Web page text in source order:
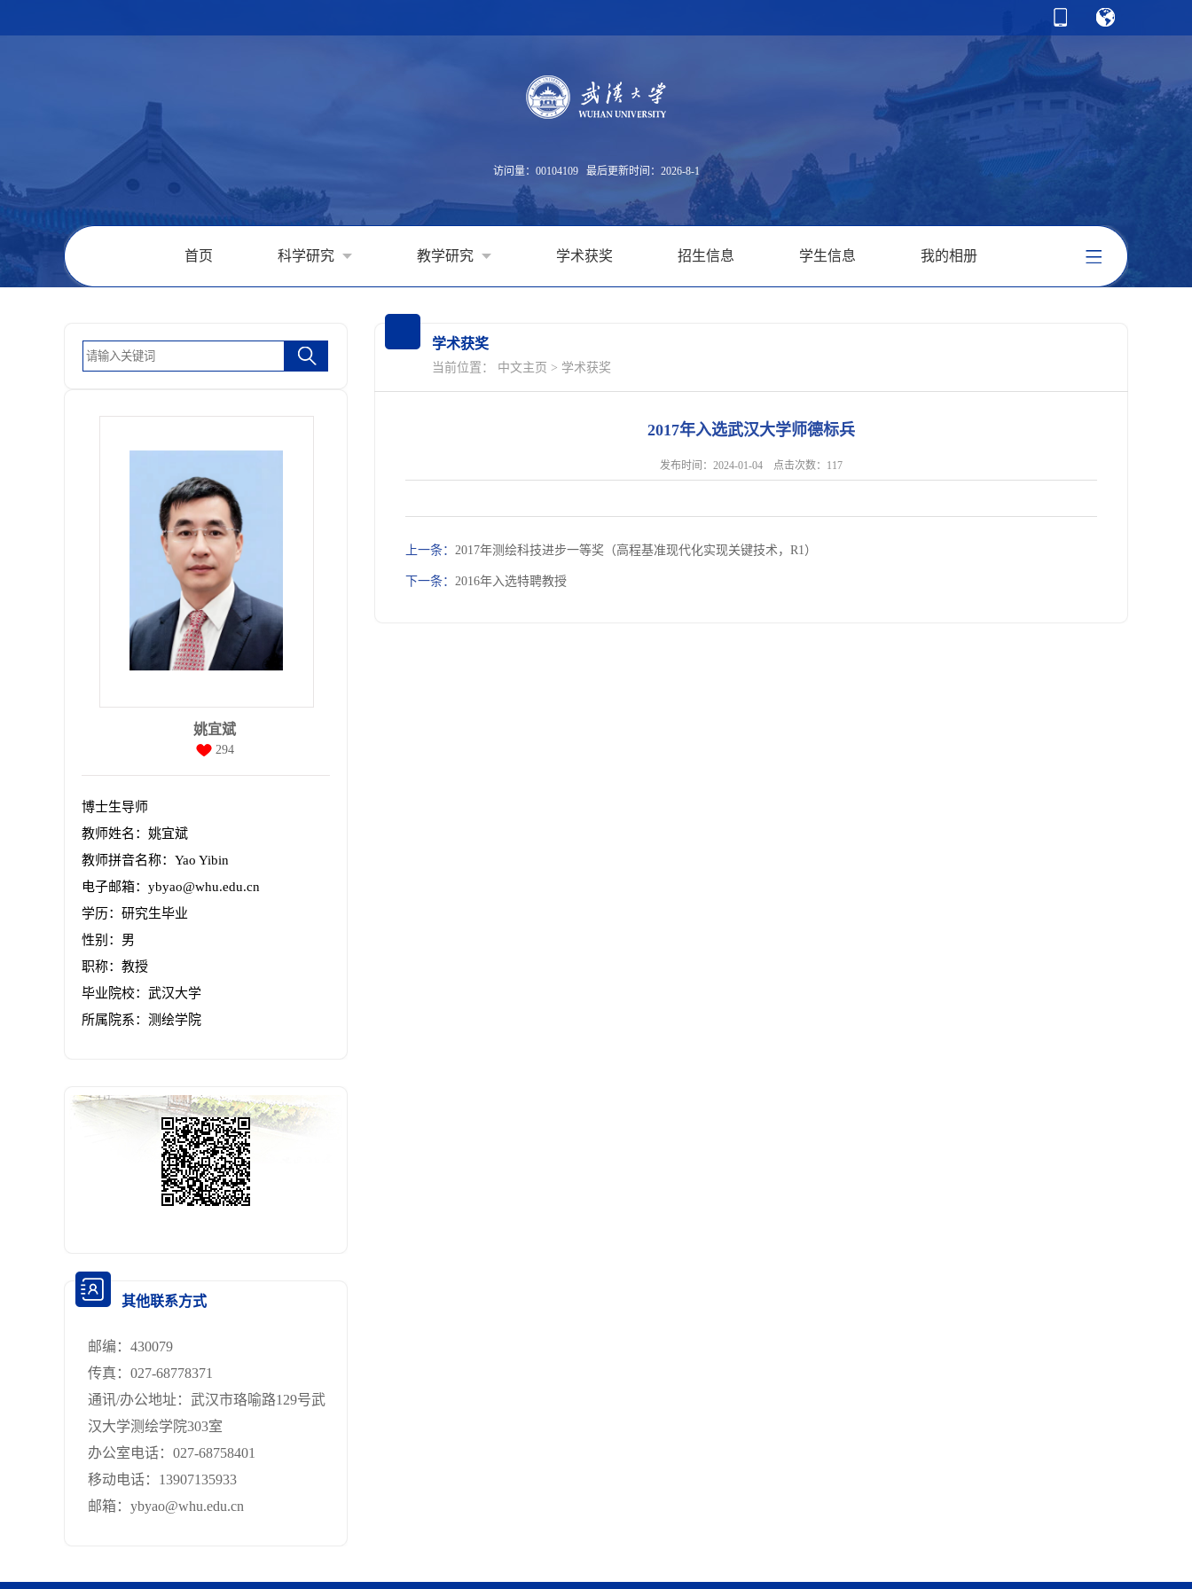
访问量： 00104109 最后更新时间： 2026-8-1
首页 科学研究 教学研究 学术获奖 招生信息 学生信息 我的相册
姚宜斌
294
博士生导师
教师姓名：姚宜斌
教师拼音名称：Yao Yibin
电子邮箱： ybyao@whu.edu.cn
学历：研究生毕业
性别：男
职称：教授
毕业院校：武汉大学
所属院系：测绘学院
其他联系方式
邮编： 430079
传真： 027-68778371
通讯/办公地址： 武汉市珞喻路129号武
汉大学测绘学院303室
办公室电话： 027-68758401
移动电话： 13907135933
邮箱： ybyao@whu.edu.cn
学术获奖
当前位置： 中文主页 > 学术获奖
2017年入选武汉大学师德标兵
发布时间：2024-01-04 点击次数： 117
上一条： 2017年测绘科技进步一等奖（高程基准现代化实现关键技术，R1）
下一条： 2016年入选特聘教授